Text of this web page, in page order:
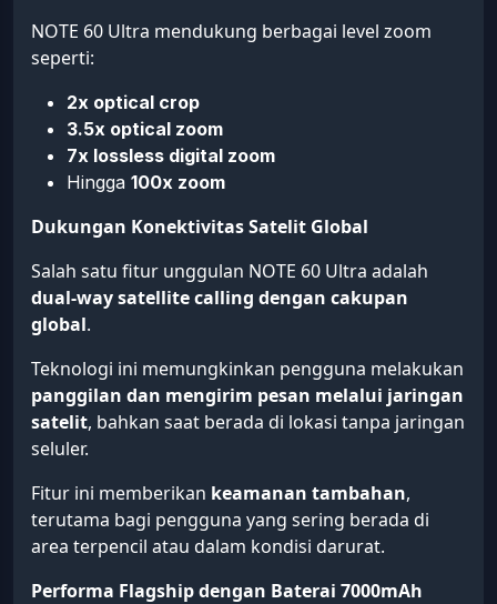
NOTE 60 Ultra mendukung berbagai level zoom
seperti:
2x optical crop
3.5x optical zoom
7x lossless digital zoom
Hingga 100x zoom
Dukungan Konektivitas Satelit Global
Salah satu fitur unggulan NOTE 60 Ultra adalah
dual-way satellite calling dengan cakupan
global.
Teknologi ini memungkinkan pengguna melakukan
panggilan dan mengirim pesan melalui jaringan
satelit, bahkan saat berada di lokasi tanpa jaringan
seluler.
Fitur ini memberikan keamanan tambahan,
terutama bagi pengguna yang sering berada di
area terpencil atau dalam kondisi darurat.
Performa Flagship dengan Baterai 7000mAh